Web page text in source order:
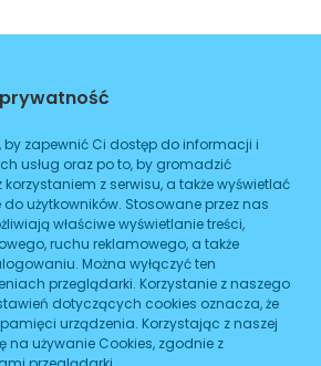
Brak podanych linii
08:00 -16:00
by zapewnić Ci dostęp do informacji i
usług oraz po to, by gromadzić
z serwisu, a także wyświetlać
użytkowników. Stosowane przez nas
właściwe wyświetlanie treści,
ruchu reklamowego, a także
Można wyłączyć ten
przeglądarki. Korzystanie z naszego
dotyczących cookies oznacza, że
urządzenia. Korzystając z naszej
na używanie Cookies, zgodnie z